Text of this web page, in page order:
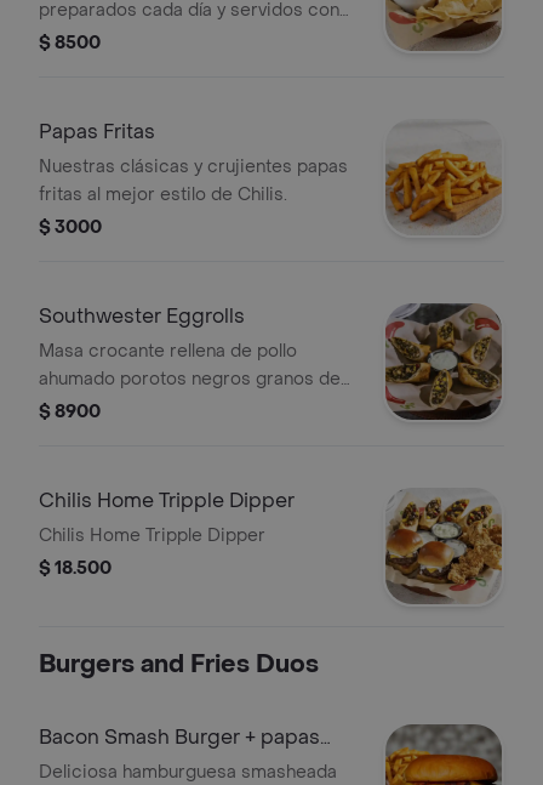
preparados cada día y servidos con
nuestra exquisita salsa casera Chilis.
$ 8500
Papas Fritas
Nuestras clásicas y crujientes papas
fritas al mejor estilo de Chilis.
$ 3000
Southwester Eggrolls
Masa crocante rellena de pollo
ahumado porotos negros granos de
choclo queso pimentón rojo y
$ 8900
Chilis Home Tripple Dipper
Chilis Home Tripple Dipper
$ 18.500
Burgers and Fries Duos
Bacon Smash Burger + papas
fritas
Deliciosa hamburguesa smasheada